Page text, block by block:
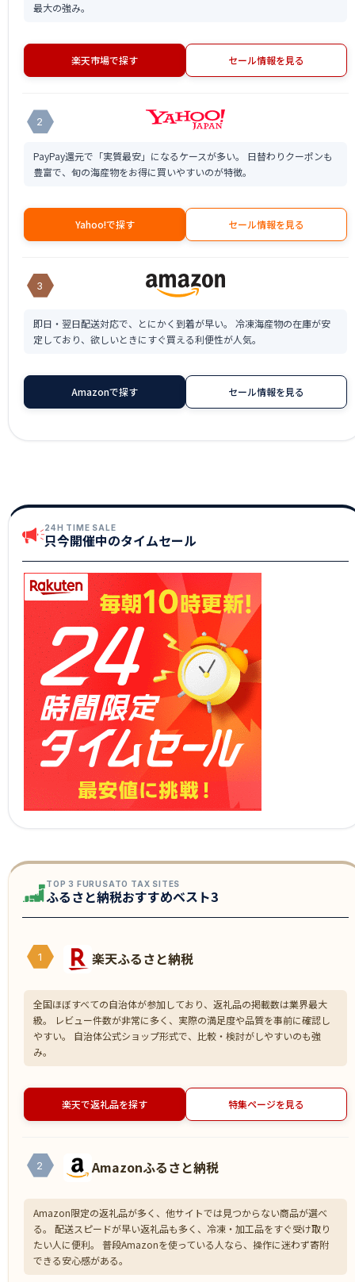
最大の強み。
楽天市場で探す セール情報を見る
2
PayPay還元で「実質最安」になるケースが多い。 日替わりクーポンも
豊富で、旬の海産物をお得に買いやすいのが特徴。
Yahoo!で探す セール情報を見る
3
即日・翌日配送対応で、とにかく到着が早い。 冷凍海産物の在庫が安
定しており、欲しいときにすぐ買える利便性が人気。
Amazonで探す セール情報を見る
24H TIME SALE
只今開催中のタイムセール
TOP 3 FURUSATO TAX SITES
ふるさと納税おすすめベスト3
1 楽天ふるさと納税
全国ほぼすべての自治体が参加しており、返礼品の掲載数は業界最大
級。 レビュー件数が非常に多く、実際の満足度や品質を事前に確認し
やすい。 自治体公式ショップ形式で、比較・検討がしやすいのも強
み。
楽天で返礼品を探す 特集ページを見る
2 Amazonふるさと納税
Amazon限定の返礼品が多く、他サイトでは見つからない商品が選べ
る。 配送スピードが早い返礼品も多く、冷凍・加工品をすぐ受け取り
たい人に便利。 普段Amazonを使っている人なら、操作に迷わず寄附
できる安心感がある。